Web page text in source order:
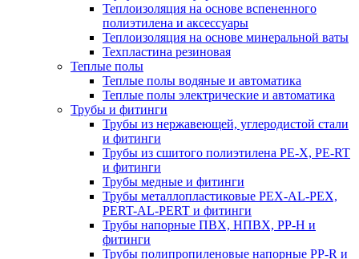
Теплоизоляция на основе вспененного
полиэтилена и аксессуары
Теплоизоляция на основе минеральной ваты
Техпластина резиновая
Теплые полы
Теплые полы водяные и автоматика
Теплые полы электрические и автоматика
Трубы и фитинги
Трубы из нержавеющей, углеродистой стали
и фитинги
Трубы из сшитого полиэтилена PE-X, PE-RT
и фитинги
Трубы медные и фитинги
Трубы металлопластиковые PEX-AL-PEX,
PERT-AL-PERT и фитинги
Трубы напорные ПВХ, НПВХ, PP-H и
фитинги
Трубы полипропиленовые напорные PP-R и